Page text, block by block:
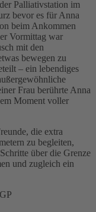
Palliativstation im
bevor es für Anna
beim Ankommen
Vormittag war
mit den
bewegen zu
– ein lebendiges
Frau berührte Anna
Moment voller
die extra
zu begleiten,
über die Grenze
und zugleich ein